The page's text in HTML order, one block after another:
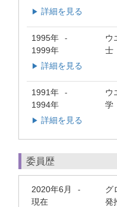
▶ 詳細を見る
1995年 -
1999年
ウ
士
▶ 詳細を見る
1991年 -
1994年
ウ
学
▶ 詳細を見る
委員歴
2020年6月 -
現在
グ
発